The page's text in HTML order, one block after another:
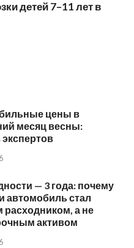
детей 7–11 лет в
цены в
месяц весны:
экспертов
— 3 года: почему
автомобиль стал
расходником, а не
активом